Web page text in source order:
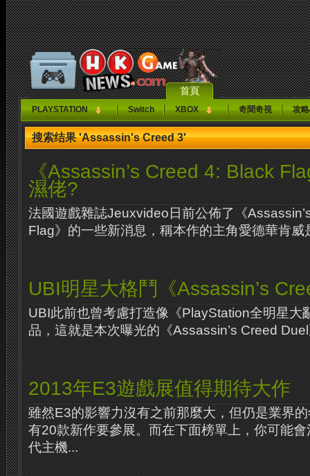
首頁
PLAYSTATION Switch XBOX 奇聞奇視 攻
搜索结果 'Assassin's Creed 3'
《Assassin’s Creed 4: Black
濕佬?
法國遊戲雜誌Jeuxvideo日前公佈了《
Flag》的一些新消息，稱本作的主角愛德華肯威
UBI明星大格鬥《Assassin’s
UBI此前也曾考慮打造像《PlayStation全明星大
品，這就是本次曝光的《Assassin’s Creed
2013年E3遊戲展值得期待大作
雖然E3的影響力沒有之前那麼大，但仍是業界
有20款新作要參展。而在下面榜單上，你可能
代主機...